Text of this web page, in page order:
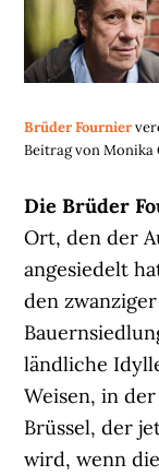
Brüder Fournier
Beitrag von
Die Brüder
Ort, den der
angesiedelt
den
ländliche
Weisen, in
Brüssel, der
wird, wenn